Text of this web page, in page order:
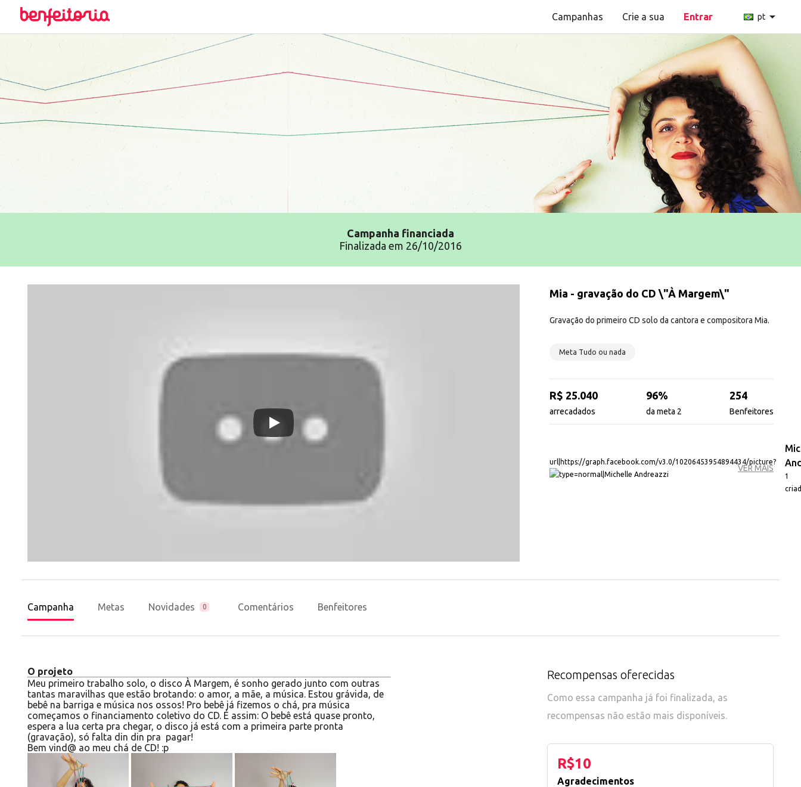
Campanhas Crie a sua Entrar pt arrow_drop_down
Campanha financiada
Finalizada em 26/10/2016
Mia - gravação do CD \"À Margem\"
Gravação do primeiro CD solo da cantora e compositora Mia.
Meta Tudo ou nada
R$ 25.040
arrecadados
96%
da meta 2
254
Benfeitores
1
VER MAIS
Campanha Metas Novidades 0 Comentários Benfeitores
O projeto
Meu primeiro trabalho solo, o disco À Margem, é sonho gerado junto com outras
tantas maravilhas que estão brotando: o amor, a mãe, a música. Estou grávida, de
bebê na barriga e música nos ossos! Pro bebê já fizemos o chá, pra música
começamos o financiamento coletivo do CD. É assim: O bebê está quase pronto,
espera a lua certa pra chegar, o disco já está com a primeira parte pronta
(gravação), só falta din din pra pagar!
Bem vind@ ao meu chá de CD! :p
Recompensas oferecidas
Como essa campanha já foi finalizada, as
recompensas não estão mais disponíveis.
R$10
Agradecimentos